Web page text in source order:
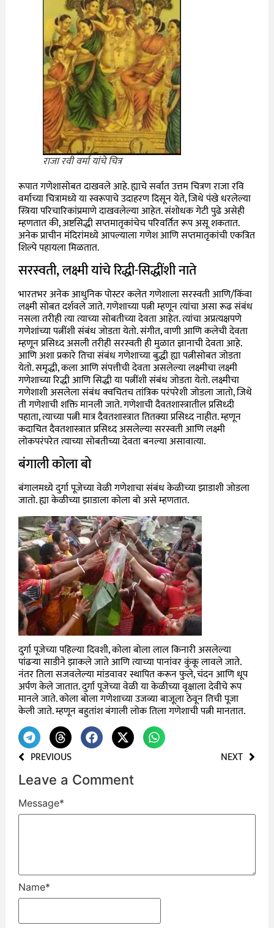
राजा रवी वर्मा यांचे चित्र
रूपात गणेशासोबत दाखवले आहे. ह्याचे सर्वात उत्तम चित्रण राजा रवि
वर्माच्या चित्रामध्ये या स्वरूपाचे उदाहरण दिसून येते, जिथे पंखे धरलेल्या
स्त्रिया परिचारिकांप्रमाणे दाखवलेल्या आहेत. संशोधक गेटी पुढे असेही
म्हणतात की, अष्टसिद्धी सप्तमातृकांचेच परिवर्तित रूप असू शकतात.
अनेक प्राचीन मंदिरांमध्ये आपल्याला गणेश आणि सप्तमातृकांची एकत्रित
शिल्पे पहायला मिळतात.
सरस्वती, लक्ष्मी यांचे रिद्धी-सिद्धींशी नाते
भारतभर अनेक आधुनिक पोस्टर कलेत गणेशाला सरस्वती आणि/किंवा
लक्ष्मी सोबत दर्शवले जाते. गणेशाच्या पत्नी म्हणून त्यांचा असा रूढ संबंध
नसला तरीही त्या त्याच्या सोबतीच्या देवता आहेत. त्यांचा अप्रत्यक्षपणे
गणेशांच्या पत्नींशी संबंध जोडता येतो. संगीत, वाणी आणि कलेची देवता
म्हणून प्रसिध्द असली तरीही सरस्वती ही मुळात ज्ञानाची देवता आहे.
आणि अशा प्रकारे तिचा संबंध गणेशाच्या बुद्धी ह्या पत्नीसोबत जोडता
येतो. समृद्धी, कला आणि संपत्तीची देवता असलेल्या लक्ष्मीचा लक्ष्मी
गणेशाच्या रिद्धी आणि सिद्धी या पत्नींशी संबंध जोडता येतो. लक्ष्मीचा
गणेशाशी असलेला संबंध क्वचितच तांत्रिक परंपरेशी जोडला जातो, जिथे
ती गणेशाची शक्ति मानली जाते. गणेशाची दैवतशास्त्रातील प्रसिध्दी
पहाता, त्याच्या पत्नी मात्र दैवतशास्त्रात तितक्या प्रसिध्द नाहीत. म्हणून
कदाचित दैवतशास्त्रात प्रसिध्द असलेल्या सरस्वती आणि लक्ष्मी
लोकपरंपरेत त्याच्या सोबतीच्या देवता बनल्या असावात्या.
बंगाली कोला बो
बंगालमध्ये दुर्गा पूजेच्या वेळी गणेशाचा संबंध केळीच्या झाडाशी जोडला
जातो. ह्या केळीच्या झाडाला कोला बो असे म्हणतात.
दुर्गा पूजेच्या पहिल्या दिवशी, कोला बोला लाल किनारी असलेल्या
पांढऱ्या साडीने झाकले जाते आणि त्याच्या पानांवर कुंकू लावले जाते.
नंतर तिला सजवलेल्या मांडवावर स्थापित करून फुले, चंदन आणि धूप
अर्पण केले जातात. दुर्गा पूजेच्या वेळी या केळीच्या वृक्षाला देवीचे रूप
मानले जाते. कोला बोला गणेशाच्या उजव्या बाजूला ठेवून तिची पूजा
केली जाते. म्हणून बहुतांश बंगाली लोक तिला गणेशाची पत्नी मानतात.
PREVIOUS NEXT
Leave a Comment
Message*
Name*